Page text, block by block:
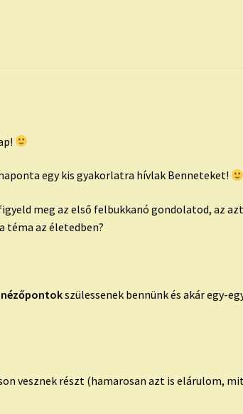
egy kis gyakorlatra hívlak Benneteket!
meg az első felbukkanó gondolatod, az
téma az életedben?
nézőpontokszülessenek bennünk és akár egy-
vesznek részt (hamarosan azt is elárulom,